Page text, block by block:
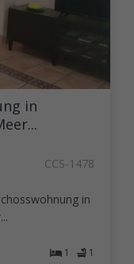
in
CCS-1478
in
1 1